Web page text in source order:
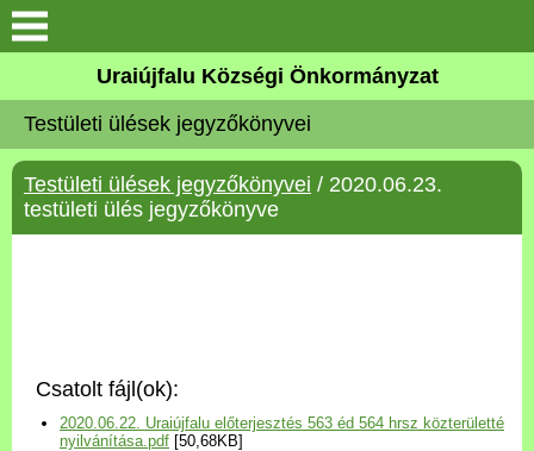
Köszöntő
Elérhetőségek
Uraiújfalu
Választási információk
Uraiújfalu Községi Önkormányzat
Testületi ülések jegyzőkönyvei
Testületi ülések jegyzőkönyvei / 2020.06.23.
testületi ülés jegyzőkönyve
Csatolt fájl(ok):
2020.06.22. Uraiújfalu előterjesztés 563 éd 564 hrsz közterületté
nyilvánítása.pdf [50,68KB]